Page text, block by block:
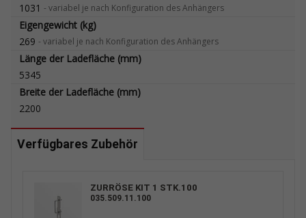
1031 - variabel je nach Konfiguration des Anhängers
Eigengewicht (kg)
269 - variabel je nach Konfiguration des Anhängers
Länge der Ladefläche (mm)
5345
Breite der Ladefläche (mm)
2200
Verfügbares Zubehör
ZURRÖSE KIT 1 STK.100
035.509.11.100